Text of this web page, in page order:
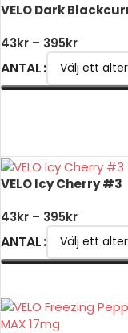
VELO Dark
43kr – 395kr
ANTAL
VELO Icy Cherry #3
43kr – 395kr
ANTAL